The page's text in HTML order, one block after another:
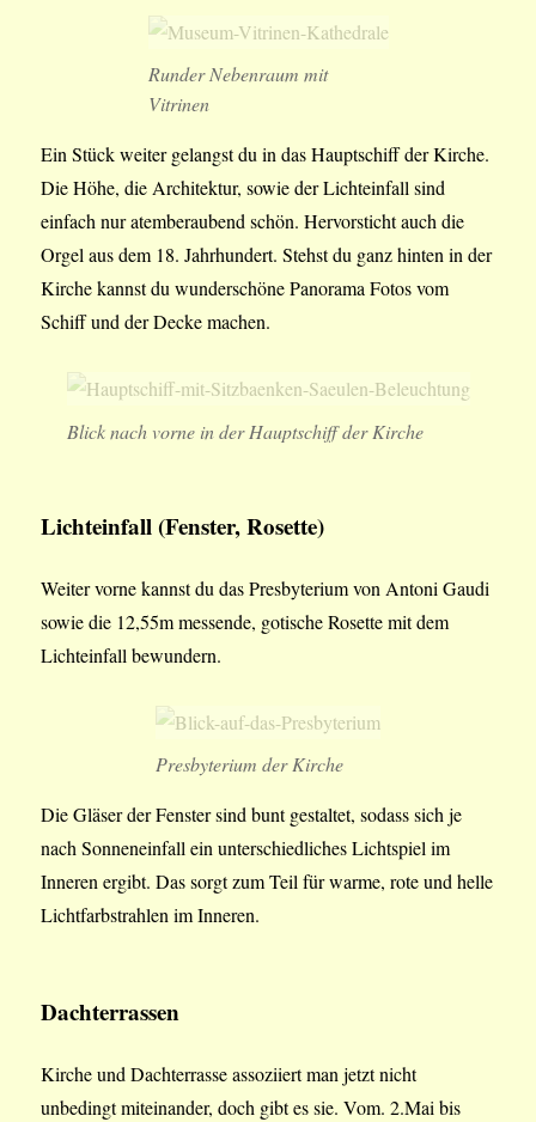
Runder Nebenraum mit
Vitrinen
Ein Stück weiter gelangst du in das Hauptschiff der Kirche.
Die Höhe, die Architektur, sowie der Lichteinfall sind
einfach nur atemberaubend schön. Hervorsticht auch die
Orgel aus dem 18. Jahrhundert. Stehst du ganz hinten in der
Kirche kannst du wunderschöne Panorama Fotos vom
Schiff und der Decke machen.
Blick nach vorne in der Hauptschiff der Kirche
Lichteinfall (Fenster, Rosette)
Weiter vorne kannst du das Presbyterium von Antoni Gaudi
sowie die 12,55m messende, gotische Rosette mit dem
Lichteinfall bewundern.
Presbyterium der Kirche
Die Gläser der Fenster sind bunt gestaltet, sodass sich je
nach Sonneneinfall ein unterschiedliches Lichtspiel im
Inneren ergibt. Das sorgt zum Teil für warme, rote und helle
Lichtfarbstrahlen im Inneren.
Dachterrassen
Kirche und Dachterrasse assoziiert man jetzt nicht
unbedingt miteinander, doch gibt es sie. Vom. 2.Mai bis